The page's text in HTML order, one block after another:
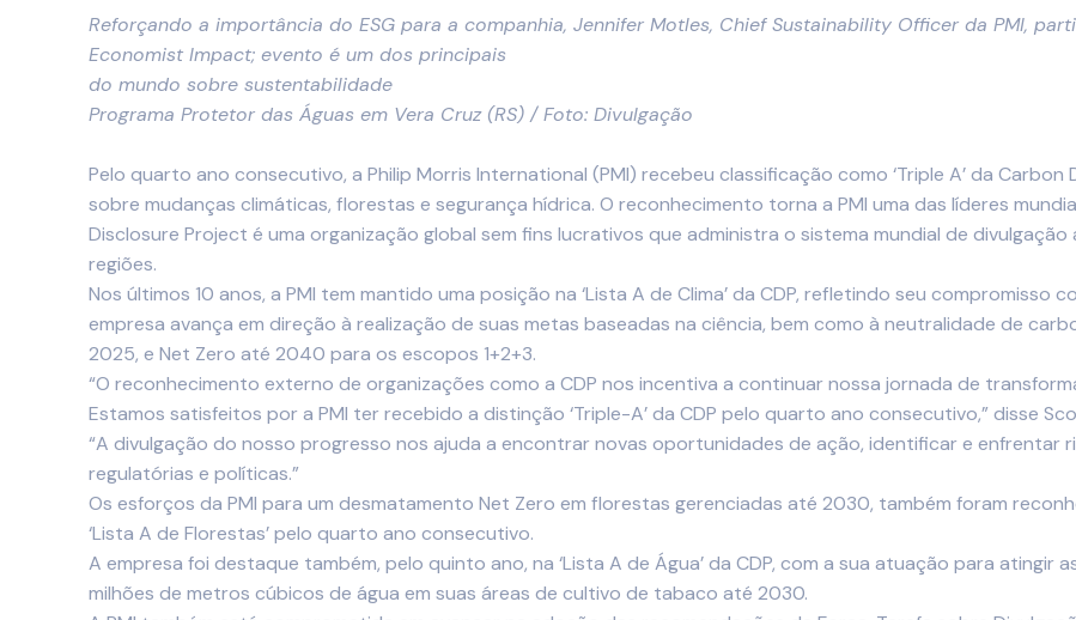
Reforçando a importância do ESG para a companhia, Jennifer Motles, Chief Sustainability Officer da PMI,
Economist Impact; evento é um dos principais
do mundo sobre sustentabilidade
Programa Protetor das Águas em Vera Cruz (RS) / Foto: Divulgação
Pelo quarto ano consecutivo, a Philip Morris International (PMI) recebeu classificação como ‘Triple A’ da
sobre mudanças climáticas, florestas e segurança hídrica. O reconhecimento torna a PMI uma das líderes
Disclosure Project é uma organização global sem fins lucrativos que administra o sistema mundial de
regiões.
Nos últimos 10 anos, a PMI tem mantido uma posição na ‘Lista A de Clima’ da CDP, refletindo seu compromisso
empresa avança em direção à realização de suas metas baseadas na ciência, bem como à neutralidade de
2025, e Net Zero até 2040 para os escopos 1+2+3.
“O reconhecimento externo de organizações como a CDP nos incentiva a continuar nossa jornada de
Estamos satisfeitos por a PMI ter recebido a distinção ‘Triple-A’ da CDP pelo quarto ano consecutivo,” disse
“A divulgação do nosso progresso nos ajuda a encontrar novas oportunidades de ação, identificar e enfrentar
regulatórias e políticas.”
Os esforços da PMI para um desmatamento Net Zero em florestas gerenciadas até 2030, também foram
‘Lista A de Florestas’ pelo quarto ano consecutivo.
A empresa foi destaque também, pelo quinto ano, na ‘Lista A de Água’ da CDP, com a sua atuação para atingir
milhões de metros cúbicos de água em suas áreas de cultivo de tabaco até 2030.